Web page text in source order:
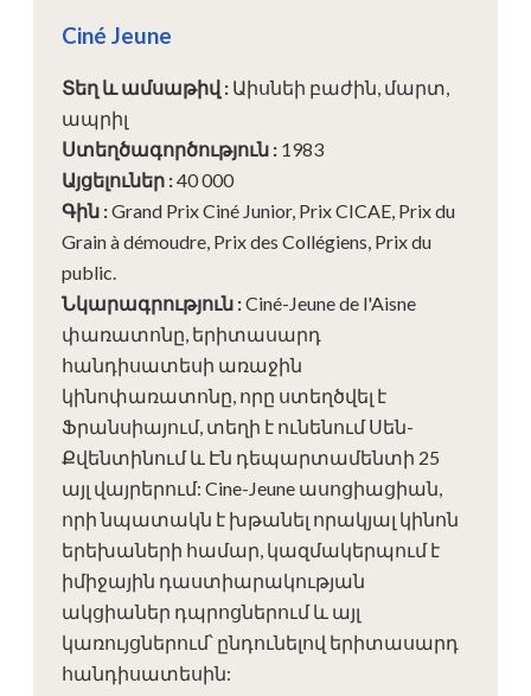
Ciné Jeune
Տեղ և ամսաթիվ : Աիսնեի բաժին, մարտ,
ապրիլ
Ստեղծագործություն : 1983
Այցելուներ :40 000
Գին :Grand Prix Ciné Junior, Prix CICAE, Prix du
Grain à démoudre, Prix des Collégiens, Prix du
public.
Նկարագրություն :Ciné-Jeune de l'Aisne
փառատոնը, երիտասարդ
հանդիսատեսի առաջին
կինոփառատոնը, որը ստեղծվել է
Ֆրանսիայում, տեղի է ունենում Սեն-
Քվենտինում և Էն դեպարտամենտի 25
այլ վայրերում: Cine-Jeune ասոցիացիան,
որի նպատակն է խթանել որակյալ կինոն
երեխաների համար, կազմակերպում է
իմիջային դաստիարակության
ակցիաներ դպրոցներում և այլ
կառույցներում՝ ընդունելով երիտասարդ
հանդիսատեսին: